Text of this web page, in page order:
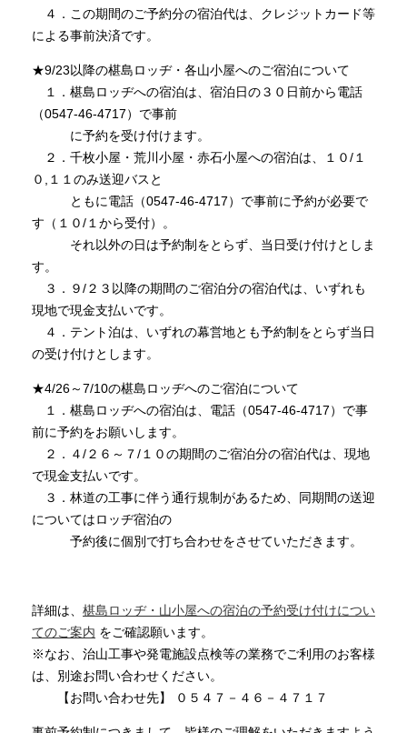
４．この期間のご予約分の宿泊代は、クレジットカード等
による事前決済です。
★9/23以降の椹島ロッヂ・各山小屋へのご宿泊について
１．椹島ロッヂへの宿泊は、宿泊日の３０日前から電話
（0547-46-4717）で事前
に予約を受け付けます。
２．千枚小屋・荒川小屋・赤石小屋への宿泊は、１０/１
０,１１のみ送迎バスと
ともに電話（0547-46-4717）で事前に予約が必要で
す（１０/１から受付）。
それ以外の日は予約制をとらず、当日受け付けとしま
す。
３．９/２３以降の期間のご宿泊分の宿泊代は、いずれも
現地で現金支払いです。
４．テント泊は、いずれの幕営地とも予約制をとらず当日
の受け付けとします。
★4/26～7/10の椹島ロッヂへのご宿泊について
１．椹島ロッヂへの宿泊は、電話（0547-46-4717）で事
前に予約をお願いします。
２．４/２６～７/１０の期間のご宿泊分の宿泊代は、現地
で現金支払いです。
３．林道の工事に伴う通行規制があるため、同期間の送迎
についてはロッヂ宿泊の
予約後に個別で打ち合わせをさせていただきます。
詳細は、 椹島ロッヂ・山小屋への宿泊の予約受け付けについ
てのご案内 をご確認願います。
※なお、治山工事や発電施設点検等の業務でご利用のお客様
は、別途お問い合わせください。
【お問い合わせ先】 ０５４７－４６－４７１７